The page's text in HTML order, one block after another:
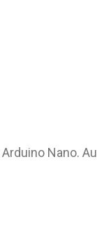
Nano.